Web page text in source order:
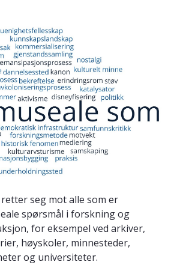
seg mot alle som er
spørsmål i forskning og
for eksempel ved arkiver,
høyskoler, minnesteder,
og universiteter.